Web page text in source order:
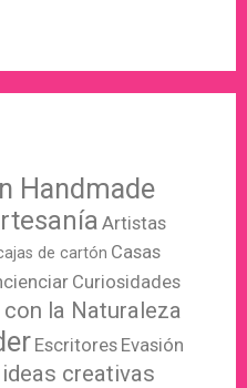
Handmade
Artistas
de cartón Casas
Curiosidades
la Naturaleza
Escritores Evasión
ideas creativas